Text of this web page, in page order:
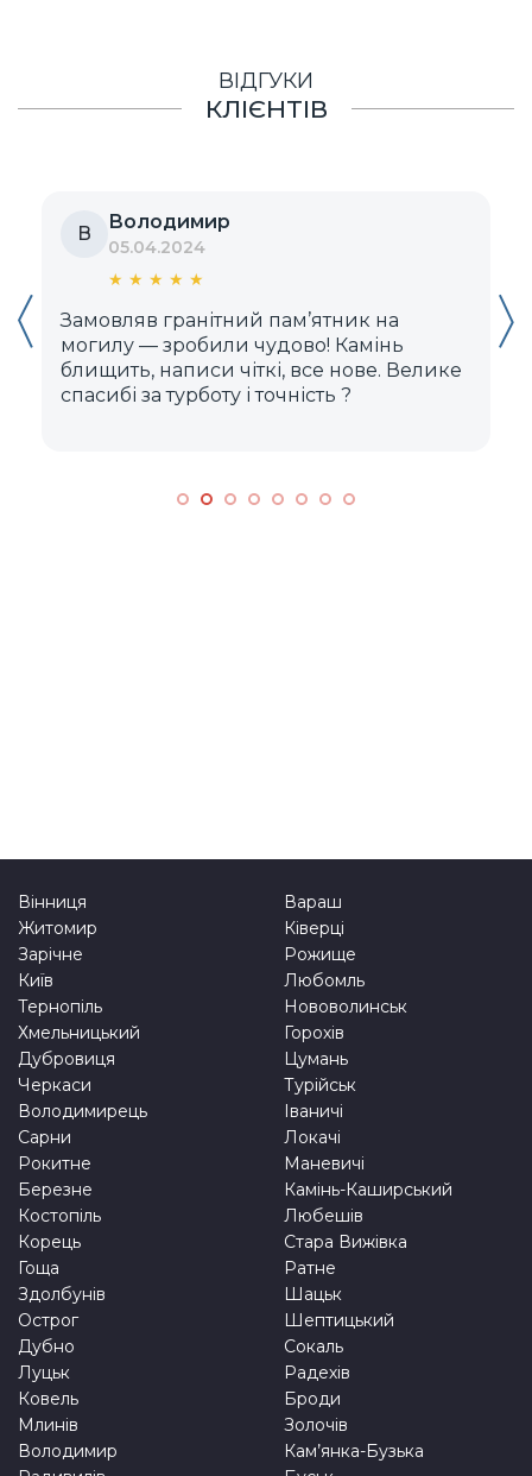
ВІДГУКИ
КЛІЄНТІВ
В
Володимир
05.04.2024
★ ★ ★ ★ ★
Замовляв гранітний пам’ятник на
могилу — зробили чудово! Камінь
блищить, написи чіткі, все нове. Велике
спасибі за турботу і точність ?️
Вінниця
Житомир
Зарічне
Київ
Тернопіль
Хмельницький
Дубровиця
Черкаси
Володимирець
Сарни
Рокитне
Березне
Костопіль
Корець
Гоща
Здолбунів
Острог
Дубно
Луцьк
Ковель
Млинів
Володимир
Вараш
Ківерці
Рожище
Любомль
Нововолинськ
Горохів
Цумань
Турійськ
Іваничі
Локачі
Маневичі
Камінь-Каширський
Любешів
Стара Вижівка
Ратне
Шацьк
Шептицький
Сокаль
Радехів
Броди
Золочів
Кам’янка-Бузька